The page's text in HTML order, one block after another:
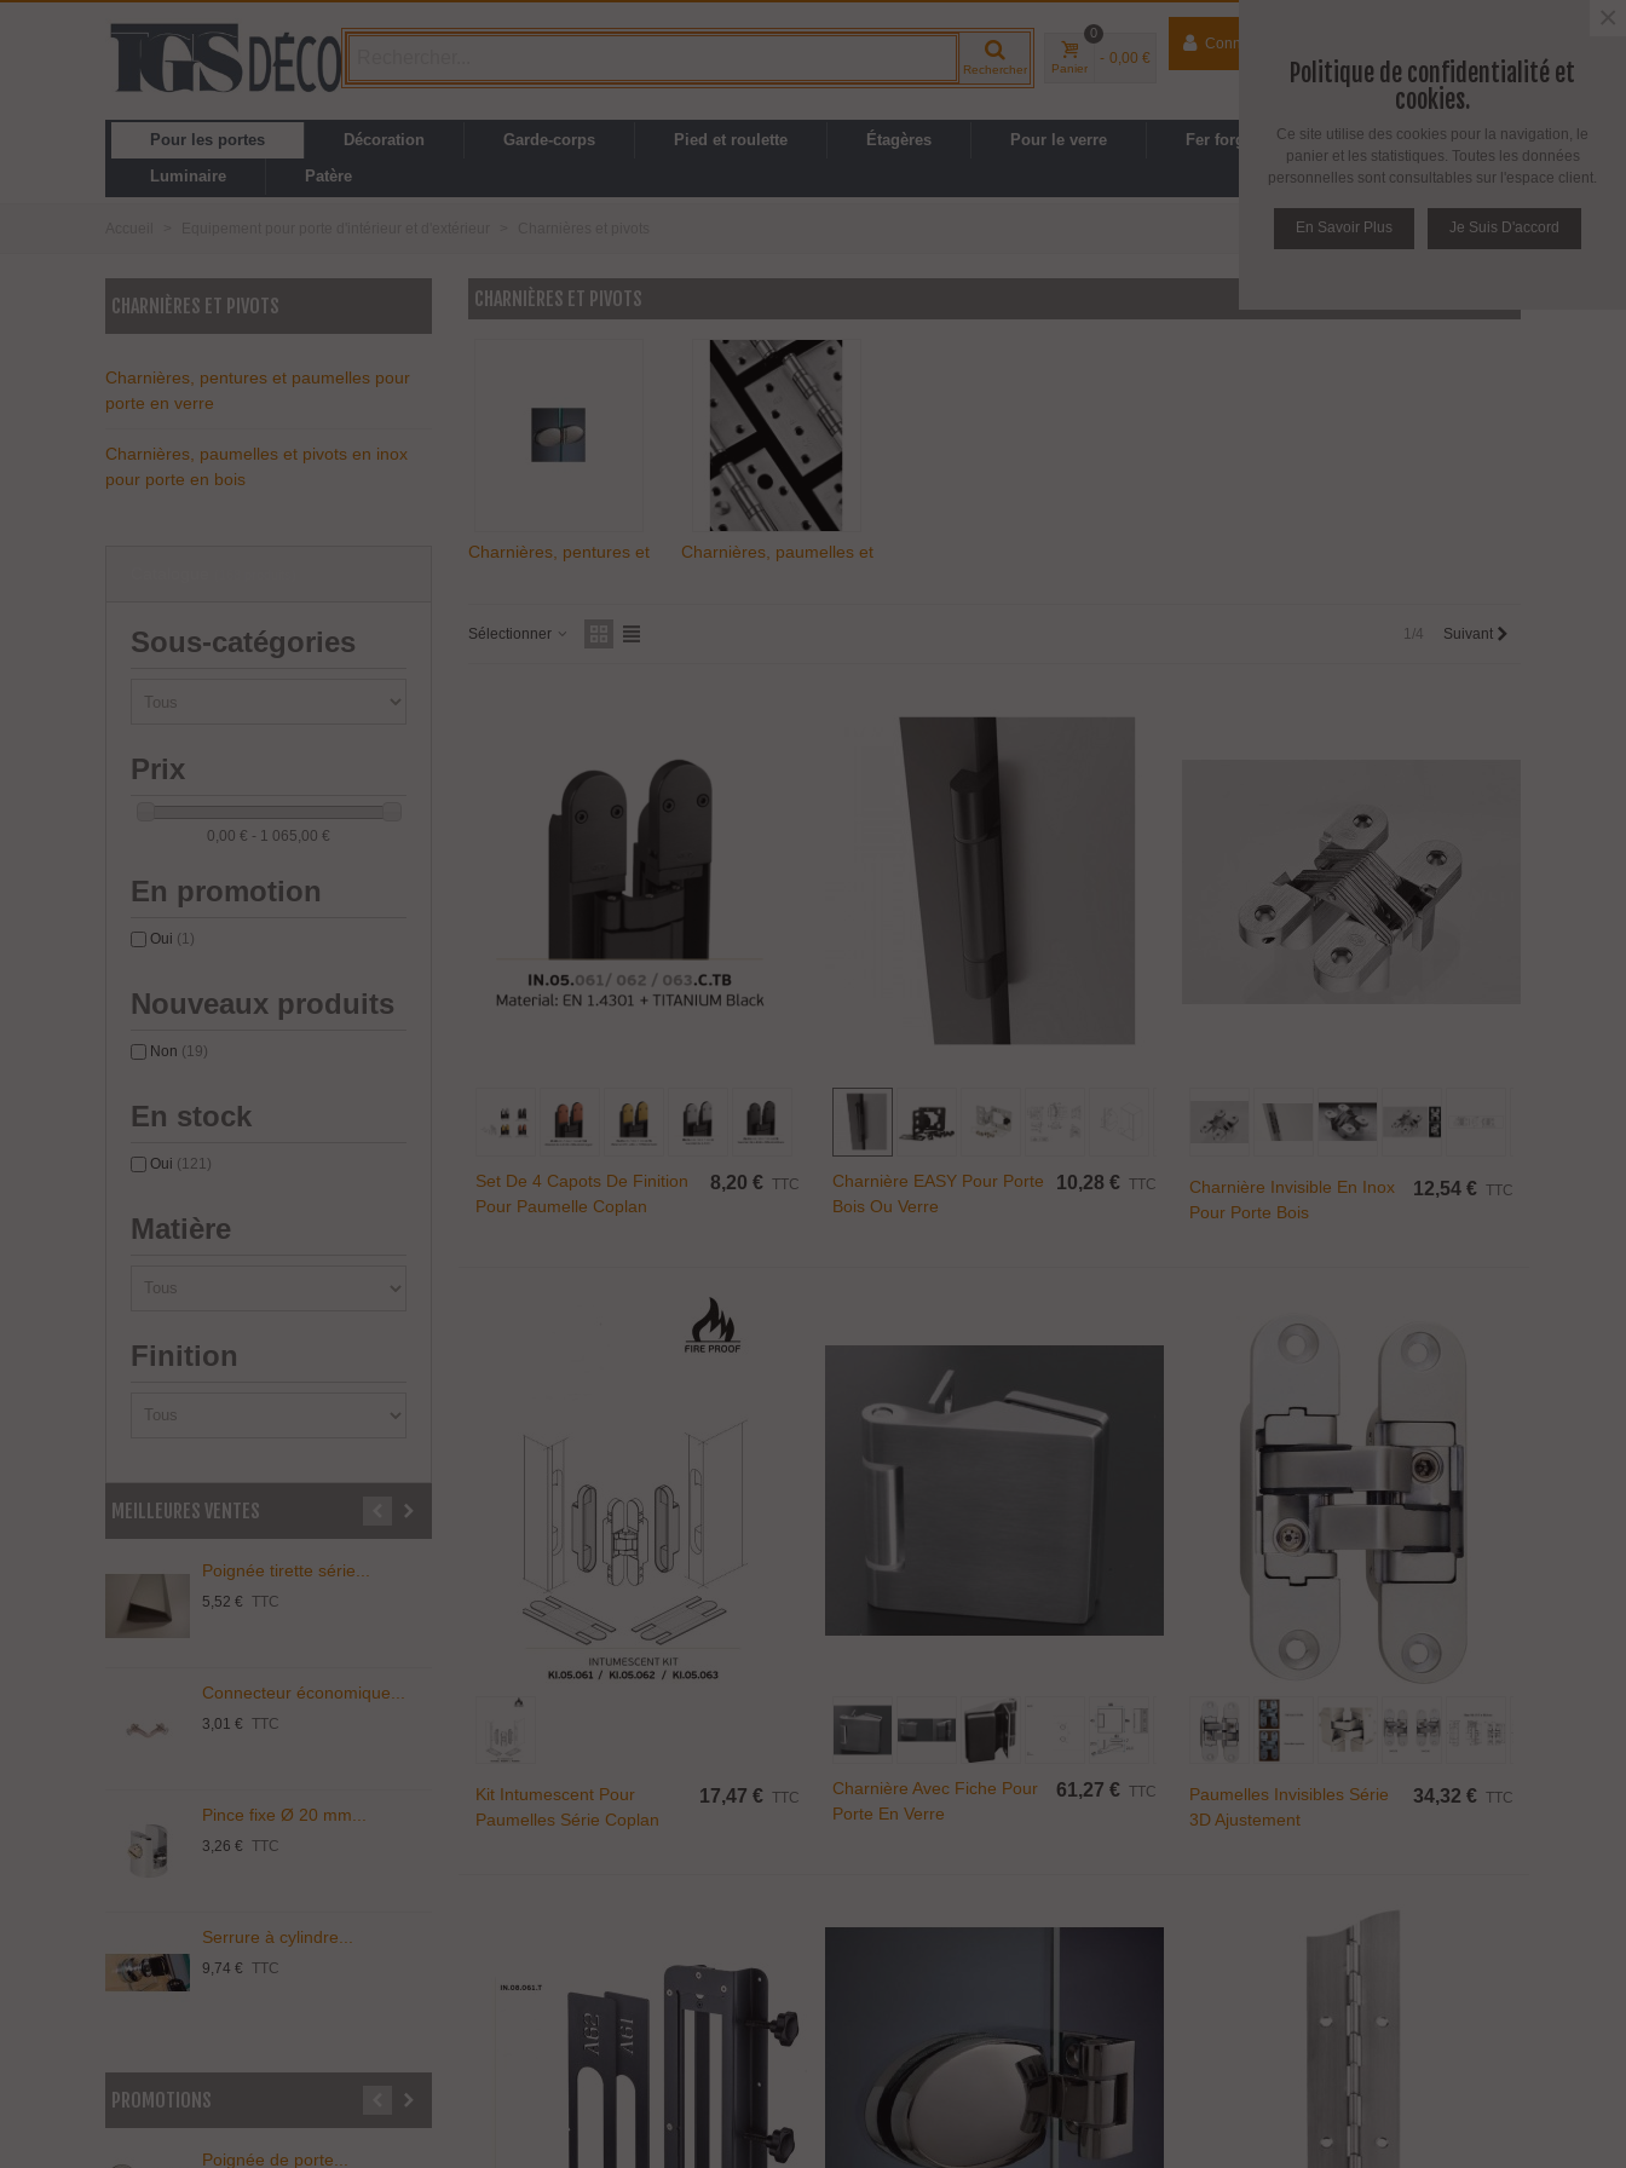
Rechercher Panier
0
- 0,00 €
Connecter
Espace PRO / Avantages PRO
Pour les portes Décoration Garde-corps Pied et roulette Étagères Pour le verre Fer forgé
Cuisine, SDB
Luminaire
Patère
CHARNIÈRES ET PIVOTS
Charnières, pentures et paumelles pour
porte en verre
Charnières, paumelles et pivots en inox
pour porte en bois
Sous-catégories
Prix
0,00 € - 1 065,00 €
En promotion
Oui (1)
Nouveaux produits
Non (19)
En stock
Oui (121)
Matière
Finition
MEILLEURES VENTES
Poignée tirette série...
5,52 € TTC
Connecteur économique...
3,01 € TTC
Pince fixe Ø 20 mm...
3,26 € TTC
Serrure à cylindre...
9,74 € TTC
Pince fixe Ø 17 mm...
3,50 €
Support pour étagère...
PROMOTIONS
Poignée de porte...
CHARNIÈRES ET PIVOTS
Charnières, pentures et
Charnières, paumelles et
Sélectionner 1/4 Suivant
Ajouter Au Panier
Set De 4 Capots De Finition
Pour Paumelle Coplan
8,20 € TTC
Charnière EASY Pour Porte
Bois Ou Verre
10,28 € TTC
Ajouter Au Panier
Charnière Invisible En Inox
Pour Porte Bois
12,54 € TTC
Kit Intumescent Pour
Paumelles Série Coplan
17,47 € TTC
Ajouter Au Panier
Charnière Avec Fiche Pour
Porte En Verre
61,27 € TTC
Ajouter Au Panier
Paumelles Invisibles Série
3D Ajustement
34,32 € TTC
Politique de confidentialité et
cookies.
Ce site utilise des cookies pour la navigation, le
panier et les statistiques. Toutes les données
personnelles sont consultables sur l'espace client.
En Savoir Plus Je Suis D'accord